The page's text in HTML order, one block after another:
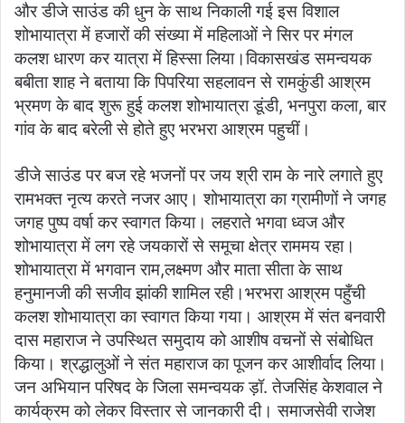
और डीजे साउंड की धुन के साथ निकाली गई इस विशाल
शोभायात्रा में हजारों की संख्या में महिलाओं ने सिर पर मंगल
कलश धारण कर यात्रा में हिस्सा लिया।विकासखंड समन्वयक
बबीता शाह ने बताया कि पिपरिया सहलावन से रामकुंडी आश्रम
भ्रमण के बाद शुरू हुई कलश शोभायात्रा डूंडी, भनपुरा कला, बार
गांव के बाद बरेली से होते हुए भरभरा आश्रम पहुचीं।
डीजे साउंड पर बज रहे भजनों पर जय श्री राम के नारे लगाते हुए
रामभक्त नृत्य करते नजर आए। शोभायात्रा का ग्रामीणों ने जगह
जगह पुष्प वर्षा कर स्वागत किया। लहराते भगवा ध्वज और
शोभायात्रा में लग रहे जयकारों से समूचा क्षेत्र राममय रहा।
शोभायात्रा में भगवान राम,लक्ष्मण और माता सीता के साथ
हनुमानजी की सजीव झांकी शामिल रही।भरभरा आश्रम पहुँची
कलश शोभायात्रा का स्वागत किया गया। आश्रम में संत बनवारी
दास महाराज ने उपस्थित समुदाय को आशीष वचनों से संबोधित
किया। श्रद्धालुओं ने संत महाराज का पूजन कर आशीर्वाद लिया।
जन अभियान परिषद के जिला समन्वयक ड़ॉ. तेजसिंह केशवाल ने
कार्यक्रम को लेकर विस्तार से जानकारी दी। समाजसेवी राजेश